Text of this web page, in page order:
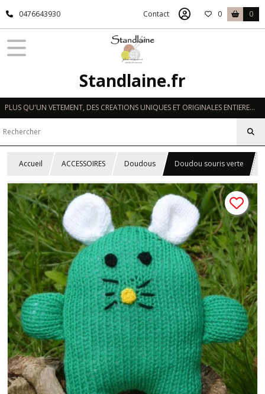
0476643930 Contact 0 0
Standlaine.fr
PLUS QU'UN VETEMENT, DES CREATIONS UNIQUES ET ORIGINALES ENTIEREMENT REALISEES A LA MAIN EN FRANCE
Accueil ACCESSOIRES Doudous Doudou souris verte